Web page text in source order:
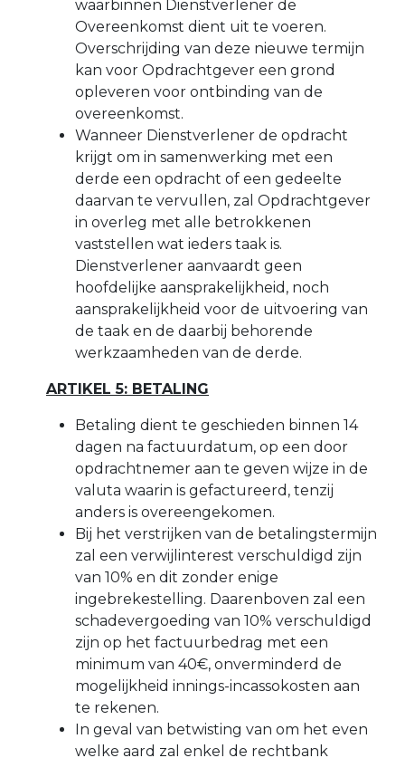
waarbinnen Dienstverlener de
Overeenkomst dient uit te voeren.
Overschrijding van deze nieuwe termijn
kan voor Opdrachtgever een grond
opleveren voor ontbinding van de
overeenkomst.
Wanneer Dienstverlener de opdracht
krijgt om in samenwerking met een
derde een opdracht of een gedeelte
daarvan te vervullen, zal Opdrachtgever
in overleg met alle betrokkenen
vaststellen wat ieders taak is.
Dienstverlener aanvaardt geen
hoofdelijke aansprakelijkheid, noch
aansprakelijkheid voor de uitvoering van
de taak en de daarbij behorende
werkzaamheden van de derde.
ARTIKEL 5: BETALING
Betaling dient te geschieden binnen 14
dagen na factuurdatum, op een door
opdrachtnemer aan te geven wijze in de
valuta waarin is gefactureerd, tenzij
anders is overeengekomen.
Bij het verstrijken van de betalingstermijn
zal een verwijlinterest verschuldigd zijn
van 10% en dit zonder enige
ingebrekestelling. Daarenboven zal een
schadevergoeding van 10% verschuldigd
zijn op het factuurbedrag met een
minimum van 40€, onverminderd de
mogelijkheid innings-incassokosten aan
te rekenen.
In geval van betwisting van om het even
welke aard zal enkel de rechtbank